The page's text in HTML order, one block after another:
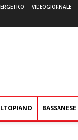
VIDEOGIORNALE
BASSANESE